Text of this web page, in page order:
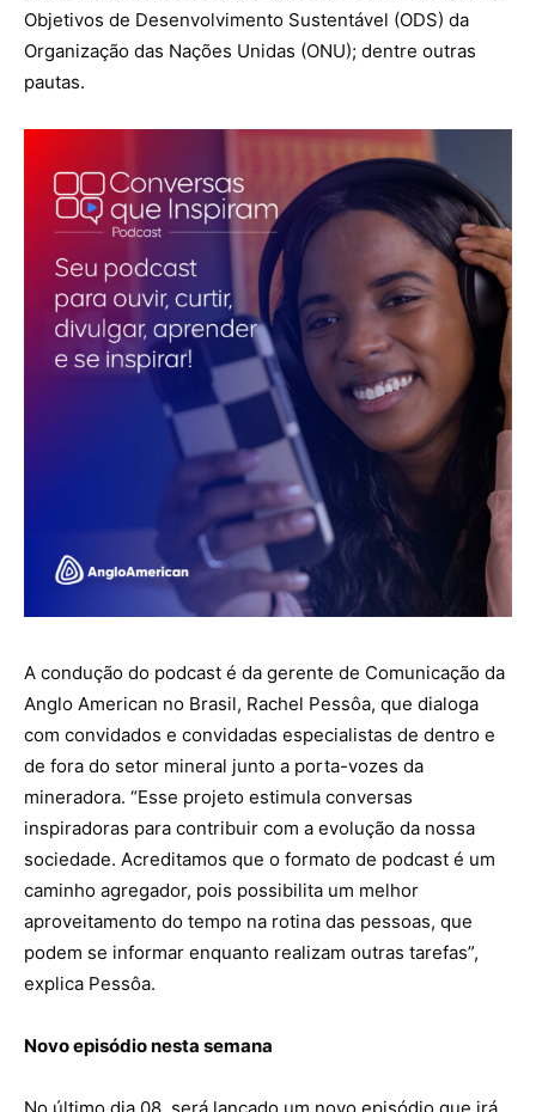
Objetivos de Desenvolvimento Sustentável (ODS) da
Organização das Nações Unidas (ONU); dentre outras
pautas.
A condução do podcast é da gerente de Comunicação da
Anglo American no Brasil, Rachel Pessôa, que dialoga
com convidados e convidadas especialistas de dentro e
de fora do setor mineral junto a porta-vozes da
mineradora. “Esse projeto estimula conversas
inspiradoras para contribuir com a evolução da nossa
sociedade. Acreditamos que o formato de podcast é um
caminho agregador, pois possibilita um melhor
aproveitamento do tempo na rotina das pessoas, que
podem se informar enquanto realizam outras tarefas”,
explica Pessôa.
Novo episódio nesta semana